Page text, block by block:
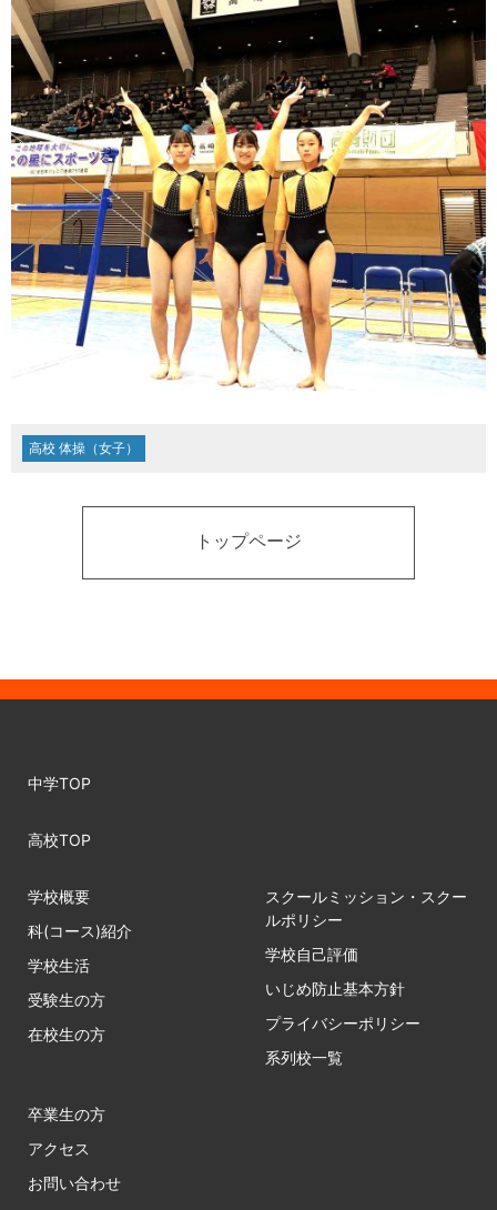
高校 体操（女子）
トップページ
中学TOP
高校TOP
学校概要
科(コース)紹介
学校生活
受験生の方
在校生の方
スクールミッション・スクー
ルポリシー
学校自己評価
いじめ防止基本方針
プライバシーポリシー
系列校一覧
卒業生の方
アクセス
お問い合わせ